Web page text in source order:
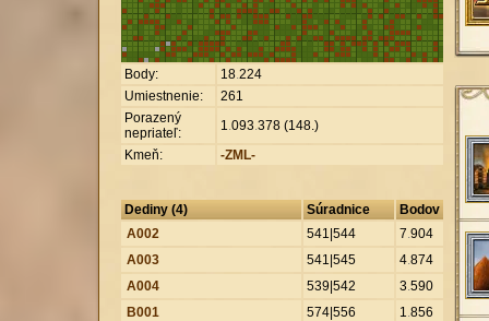
Body: 18.224
Umiestnenie:
261
Porazený
nepriateľ:
1.093.378 (148.)
Kmeň:
-ZML-
Dediny (4) Súradnice
Bodov
A002
541|544 7.904
A003
541|545 4.874
A004
539|542 3.590
B001
574|556 1.856